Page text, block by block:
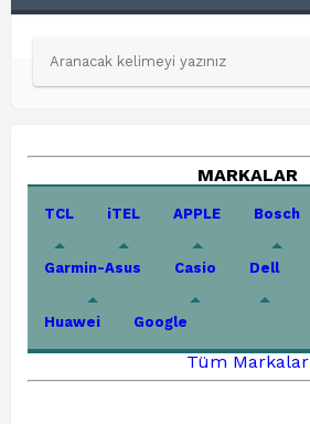
MARKALAR
TCL iTEL APPLE Bosch
Garmin-Asus Casio Dell
Huawei Google
Tüm Markalar